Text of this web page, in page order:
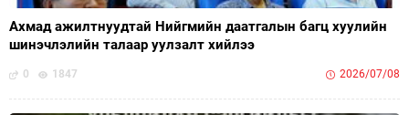
Ахмад ажилтнуудтай Нийгмийн даатгалын багц хуулийн
шинэчлэлийн талаар уулзалт хийлээ
0 1847 2026/07/08